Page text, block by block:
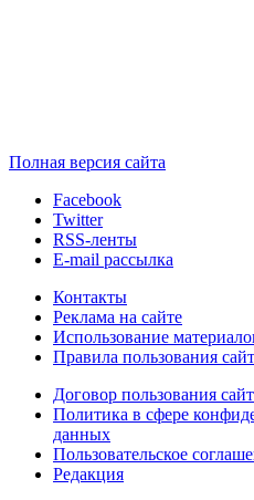
Полная версия сайта
Facebook
Twitter
RSS-ленты
E-mail рассылка
Контакты
Реклама на сайте
Использование
Правила пользования
Договор пользования
Политика в сфере
данных
Пользовательское
Редакция